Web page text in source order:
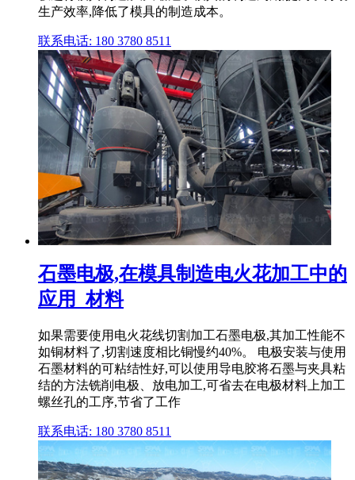
生产效率,降低了模具的制造成本。
联系电话: 180 3780 8511
石墨电极,在模具制造电火花加工中的
应用_材料
如果需要使用电火花线切割加工石墨电极,其加工性能不
如铜材料了,切割速度相比铜慢约40%。 电极安装与使用
石墨材料的可粘结性好,可以使用导电胶将石墨与夹具粘
结的方法铣削电极、放电加工,可省去在电极材料上加工
螺丝孔的工序,节省了工作
联系电话: 180 3780 8511